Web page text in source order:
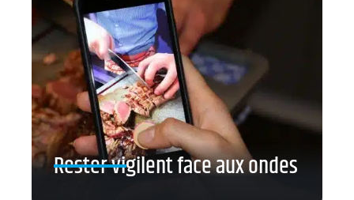
Rester vigilent face aux ondes